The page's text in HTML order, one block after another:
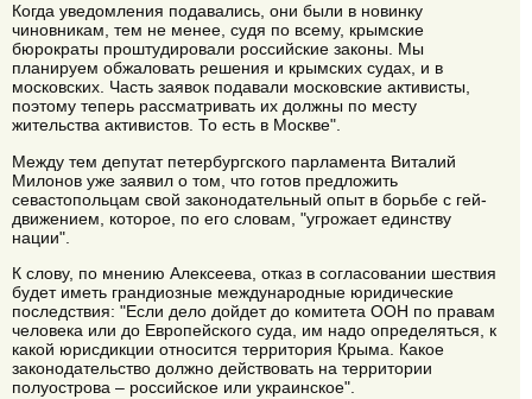
Когда уведомления подавались, они были в новинку
чиновникам, тем не менее, судя по всему, крымские
бюрократы проштудировали российские законы. Мы
планируем обжаловать решения и крымских судах, и в
московских. Часть заявок подавали московские активисты,
поэтому теперь рассматривать их должны по месту
жительства активистов. То есть в Москве".
Между тем депутат петербургского парламента Виталий
Милонов уже заявил о том, что готов предложить
севастопольцам свой законодательный опыт в борьбе с гей-
движением, которое, по его словам, "угрожает единству
нации".
К слову, по мнению Алексеева, отказ в согласовании шествия
будет иметь грандиозные международные юридические
последствия: "Если дело дойдет до комитета ООН по правам
человека или до Европейского суда, им надо определяться, к
какой юрисдикции относится территория Крыма. Какое
законодательство должно действовать на территории
полуострова – российское или украинское".